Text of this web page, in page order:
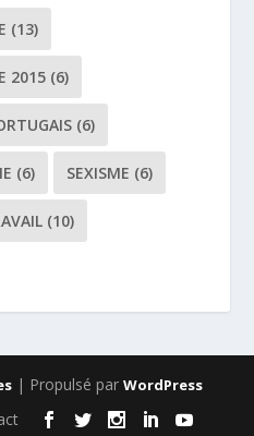
(13)
2015 (6)
(6)
(6) SEXISME (6)
(10)
| Propulsé par WordPress